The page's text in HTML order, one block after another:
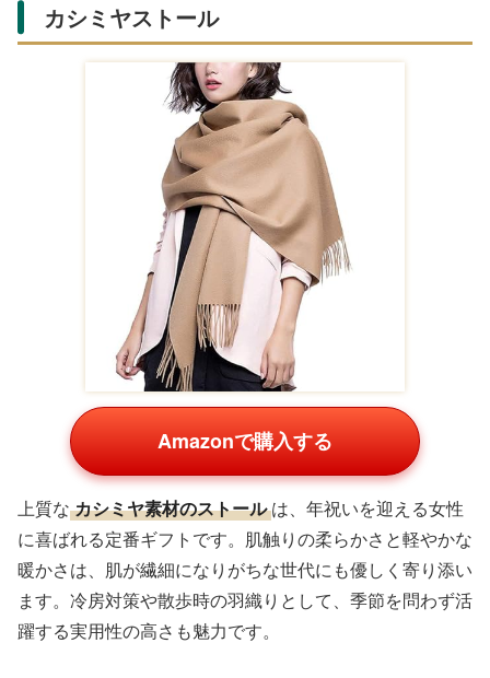
カシミヤストール
Amazonで購入する
上質な カシミヤ素材のストール は、年祝いを迎える女性
に喜ばれる定番ギフトです。肌触りの柔らかさと軽やかな
暖かさは、肌が繊細になりがちな世代にも優しく寄り添い
ます。冷房対策や散歩時の羽織りとして、季節を問わず活
躍する実用性の高さも魅力です。